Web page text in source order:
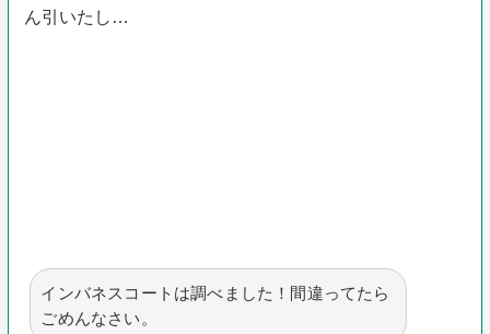
ん引いたし…
インバネスコートは調べました！間違ってたら
ごめんなさい。